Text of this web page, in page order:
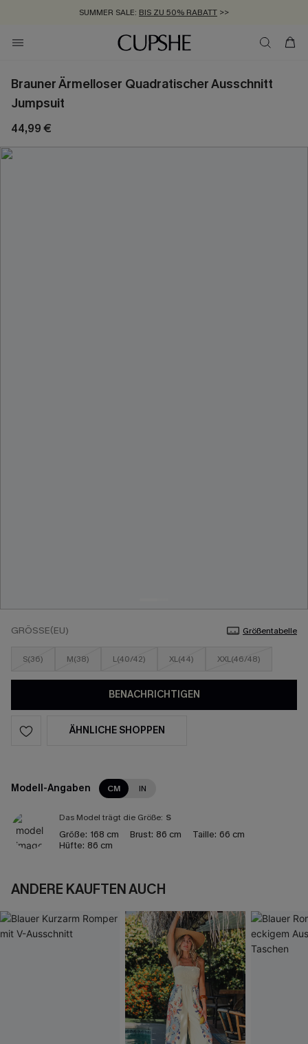
SUMMER SALE: BIS ZU 50% RABATT >>
ZUM NEWSLETTER:BIS ZU -20% EXTRA ERHALTEN
KOSTENLOSER VERSAND AB 89 €
Brauner Ärmelloser Quadratischer Ausschnitt
Jumpsuit
44,99 €
GRÖSSE(EU) Größentabelle
S(36) M(38) L(40/42) XL(44) XXL(46/48)
BENACHRICHTIGEN
ÄHNLICHE SHOPPEN
Modell-Angaben CM IN
Das Model trägt die Größe: S
Größe: 168 cm Brust: 86 cm Taille: 66 cm
Hüfte: 86 cm
ANDERE KAUFTEN AUCH